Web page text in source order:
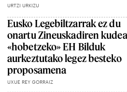
URTZI URKIZU
Eusko Legebiltzarrak ez du
onartu Zineuskadiren
«hobetzeko» EH Bilduk
aurkeztutako legez besteko
proposamena
UXUE REY GORRAIZ